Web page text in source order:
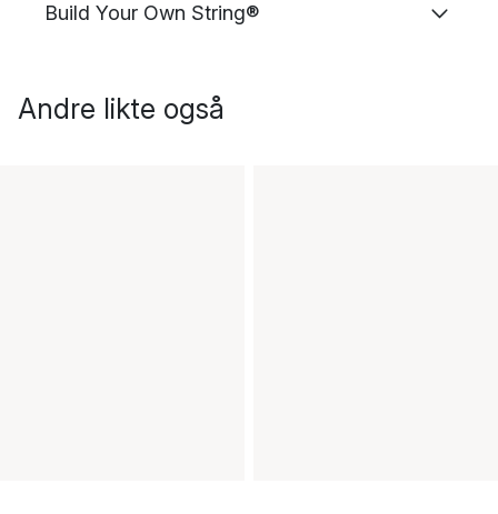
Build Your Own String®
Andre likte også